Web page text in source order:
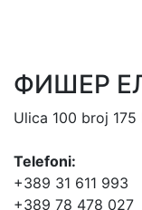
ФИШЕР
Ulica 100 broj 175
Telefoni:
+389 31 611 993
+389 78 478 027